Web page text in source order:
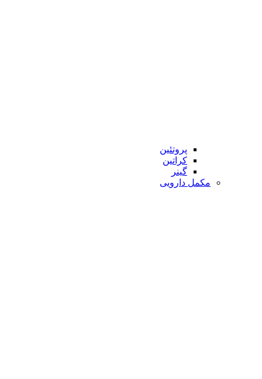
پروتئین
کراتین
گینر
مکمل دارویی